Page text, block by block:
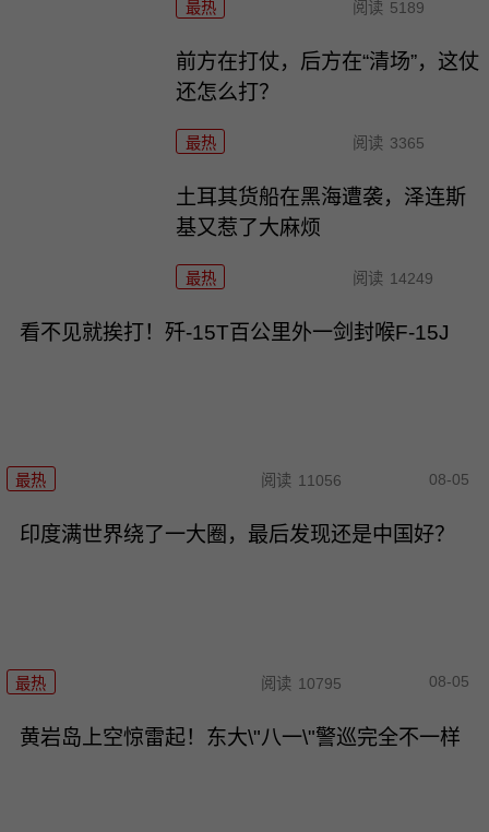
最热 阅读 5189
前方在打仗，后方在“清场”，这仗
还怎么打？
最热 阅读 3365
土耳其货船在黑海遭袭，泽连斯
基又惹了大麻烦
最热 阅读 14249
看不见就挨打！歼-15T百公里外一剑封喉F-15J
最热 阅读 11056 08-05
印度满世界绕了一大圈，最后发现还是中国好？
最热 阅读 10795 08-05
黄岩岛上空惊雷起！东大\"八一\"警巡完全不一样